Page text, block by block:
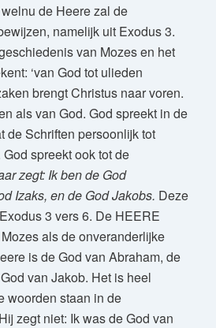
de Heere zal de
namelijk uit Exodus 3.
van Mozes en het
‘van God tot ulieden
brengt Christus naar voren.
als van God. God spreekt in de
de Schriften persoonlijk tot
spreekt ook tot de
zegt: Ik ben de God
Izaks, en de God Jakobs. Deze
3 vers 6. De HEERE
als de onveranderlijke
is de God van Abraham, de
van Jakob. Het is heel
woorden staan in de
zegt niet: Ik was de God van